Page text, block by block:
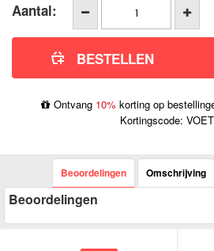
Aantal:
Ontvang 10% korting op
Kortingscode:
Beoordelingen Omschrijving
Beoordelingen